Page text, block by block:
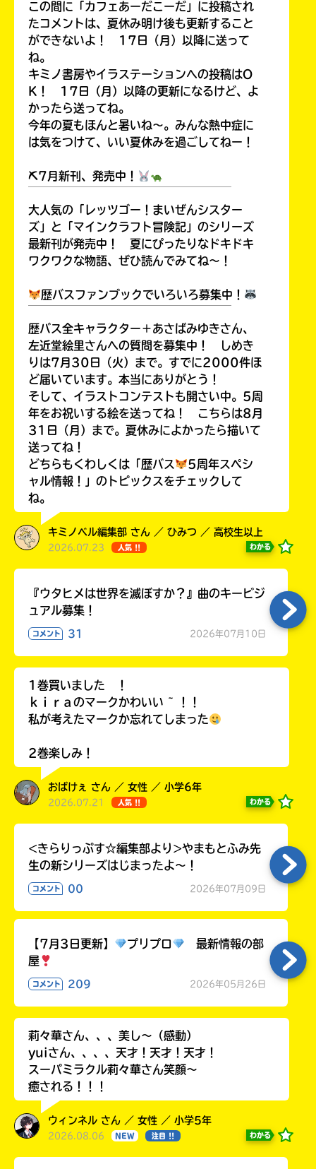
この間に「カフェあーだこーだ」に投稿され
たコメントは、夏休み明け後も更新すること
ができないよ！ 17日（月）以降に送って
ね。
キミノ書房やイラステーションへの投稿はO
K！ 17日（月）以降の更新になるけど、よ
かったら送ってね。
今年の夏もほんと暑いね～。みんな熱中症に
は気をつけて、いい夏休みを過ごしてねー！
⛏7月新刊、発売中！
大人気の「レッツゴー！まいぜんシスター
ズ」と「マインクラフト冒険記」のシリーズ
最新刊が発売中！ 夏にぴったりなドキドキ
ワクワクな物語、ぜひ読んでみてね～！
歴バスファンブックでいろいろ募集中！
歴バス全キャラクター＋あさばみゆきさん、
左近堂絵里さんへの質問を募集中！ しめき
りは7月30日（火）まで。すでに2000件ほ
ど届いています。本当にありがとう！
そして、イラストコンテストも開さい中。5周
年をお祝いする絵を送ってね！ こちらは8月
31日（月）まで。夏休みによかったら描いて
送ってね！
どちらもくわしくは「歴バス
5周年スペシ
ャル情報！」のトピックスをチェックして
ね。
キミノベル編集部 さん ／ ひみつ ／ 高校生以上
2026.07.23 人気 !! わかる
『ウタヒメは世界を滅ぼすか？』曲のキービジ
ュアル募集！
コメント 31 2026年07月10日
1巻買いました ！
ｋｉｒａのマークかわいい ~ ！！
私が考えたマークか忘れてしまった
2巻楽しみ！
おばけぇ さん ／ 女性 ／ 小学6年
2026.07.21 人気 !! わかる
<きらりっぷす☆編集部より>やまもとふみ先
生の新シリーズはじまったよ～！
コメント 00 2026年07月09日
【7月3日更新】 プリプロ
最新情報の部
屋
コメント 209 2026年05月26日
莉々華さん、、、美し〜（感動）
yuiさん、、、、天才！天才！天才！
スーパミラクル莉々華さん笑顔〜
癒される！！！
ウィンネル さん ／ 女性 ／ 小学5年
2026.08.06 NEW 注目 !! わかる